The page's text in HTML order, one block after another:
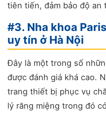
tiên tiến, đảm bảo độ an
#3. Nha khoa
uy tín ở Hà Nội
Đây là một trong số
được đánh giá khá cao.
trang thiết bị phục vụ
lý răng miệng trong đó